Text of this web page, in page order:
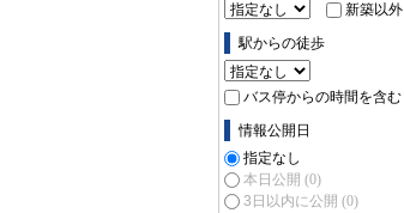
新築以外
駅からの徒歩
バス停からの時間を含む
情報公開日
指定なし
本日公開 (0)
3日以内に公開 (0)